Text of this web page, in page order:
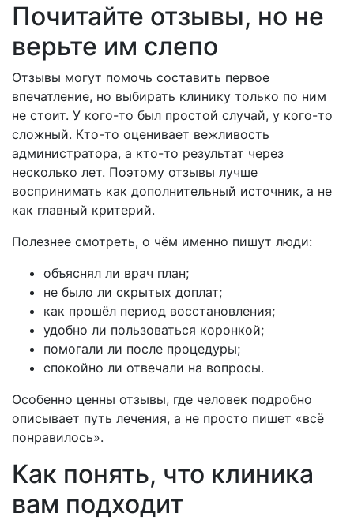
Почитайте отзывы, но не
верьте им слепо
Отзывы могут помочь составить первое
впечатление, но выбирать клинику только по ним
не стоит. У кого-то был простой случай, у кого-то
сложный. Кто-то оценивает вежливость
администратора, а кто-то результат через
несколько лет. Поэтому отзывы лучше
воспринимать как дополнительный источник, а не
как главный критерий.
Полезнее смотреть, о чём именно пишут люди:
объяснял ли врач план;
не было ли скрытых доплат;
как прошёл период восстановления;
удобно ли пользоваться коронкой;
помогали ли после процедуры;
спокойно ли отвечали на вопросы.
Особенно ценны отзывы, где человек подробно
описывает путь лечения, а не просто пишет «всё
понравилось».
Как понять, что клиника
вам подходит